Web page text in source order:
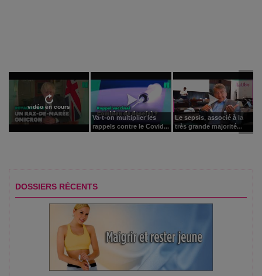
vidéo en cours
Va-t-on multiplier les
rappels contre le Covid...
Le sepsis, associé à la
très grande majorité...
DOSSIERS RÉCENTS